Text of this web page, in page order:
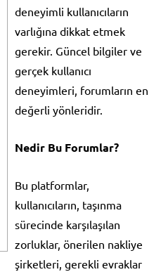
deneyimli kullanıcıların
varlığına dikkat etmek
gerekir. Güncel bilgiler ve
gerçek kullanıcı
deneyimleri, forumların en
değerli yönleridir.
Nedir Bu Forumlar?
Bu platformlar,
kullanıcıların, taşınma
sürecinde karşılaşılan
zorluklar, önerilen nakliye
şirketleri, gerekli evraklar